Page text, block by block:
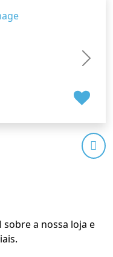
Next
sobre a nossa loja e